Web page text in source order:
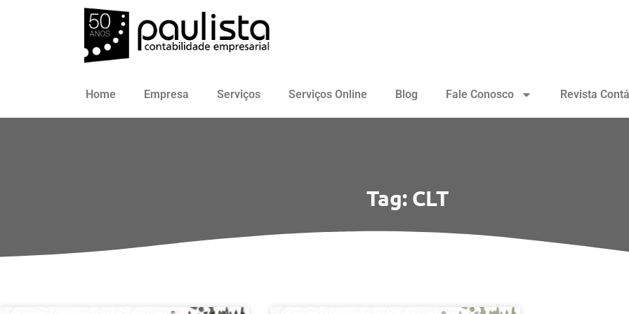
Home Empresa Serviços Serviços Online Blog Fale Conosco Revista
Tag: CLT